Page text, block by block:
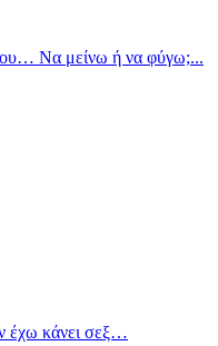
Να μείνω ή να φύγω;...
έχω κάνει σεξ…